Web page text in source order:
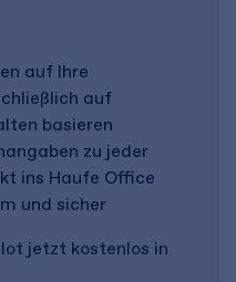
auf Ihre
auf
basieren
zu jeder
ins Haufe Office
und sicher
jetzt kostenlos in